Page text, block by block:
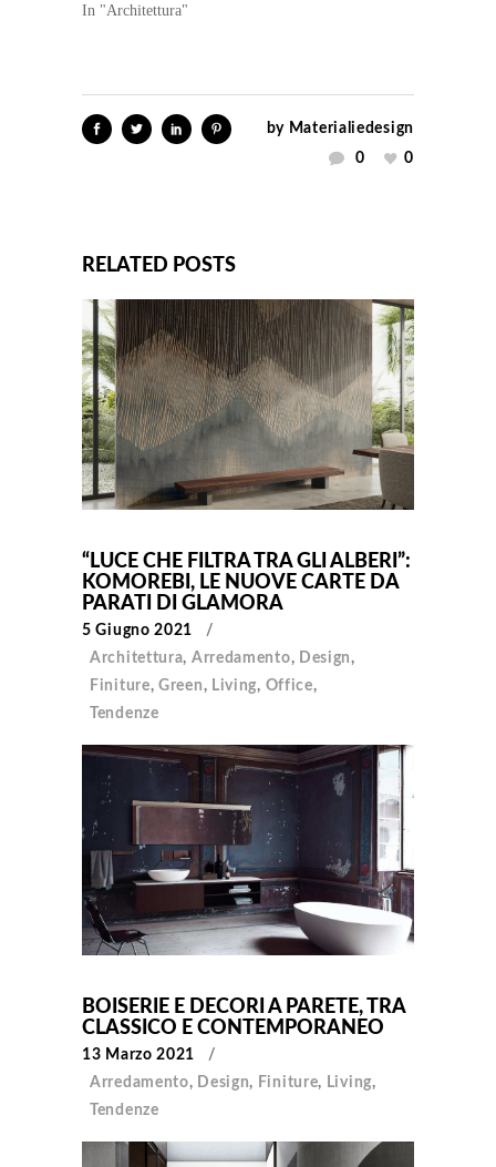
In "Architettura"
by Materialiedesign
0
0
RELATED POSTS
“LUCE CHE FILTRA TRA GLI ALBERI”:
KOMOREBI, LE NUOVE CARTE DA
PARATI DI GLAMORA
5 Giugno 2021
Architettura, Arredamento, Design,
Finiture,Green, Living, Office,
Tendenze
BOISERIE E DECORI A PARETE, TRA
CLASSICO E CONTEMPORANEO
13 Marzo 2021
Arredamento, Design, Finiture, Living,
Tendenze